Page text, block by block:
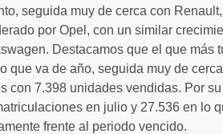
seguida muy de cerca con
por Opel, con un similar
Destacamos que el que más
que va de año, seguida muy de
con 7.398 unidades vendidas. Por
en julio y 27.536 en lo
frente al periodo vencido.